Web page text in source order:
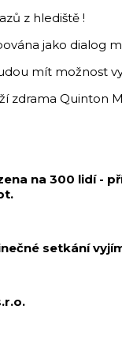
z hlediště !
jako dialog
mít možnost
zdrama Quinton
na 300 lidí -
setkání